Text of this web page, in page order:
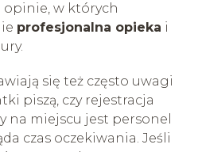
opinie, w których
profesjonalna opieka i
się też często uwagi
piszą, czy rejestracja
na miejscu jest personel
czas oczekiwania. Jeśli